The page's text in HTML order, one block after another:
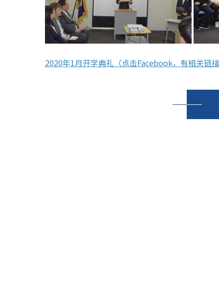
2020年1月开学典礼（点击Facebook，有相关链